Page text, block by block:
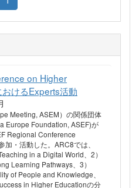
on Higher
けるExperts活動
Meeting, ASEM）の関係団体
Europe Foundation, ASEF)が
Regional Conference
加・活動した。ARC8では、
in a Digital World、2）
Learning Pathways、3）
of People and Knowledge、
in Higher Educationの分